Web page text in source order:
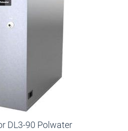
DL3-90 Polwater